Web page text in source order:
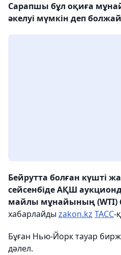
Сарапшы бұл оқиға
әкелуі мүмкін деп
Бейрутта болған күшті
сейсенбідеАҚШ
майлы мұнайының (WTI)
хабарлайды zakon.kz ТАСС-
Бұған Нью-Йорк тауар
дәлел.